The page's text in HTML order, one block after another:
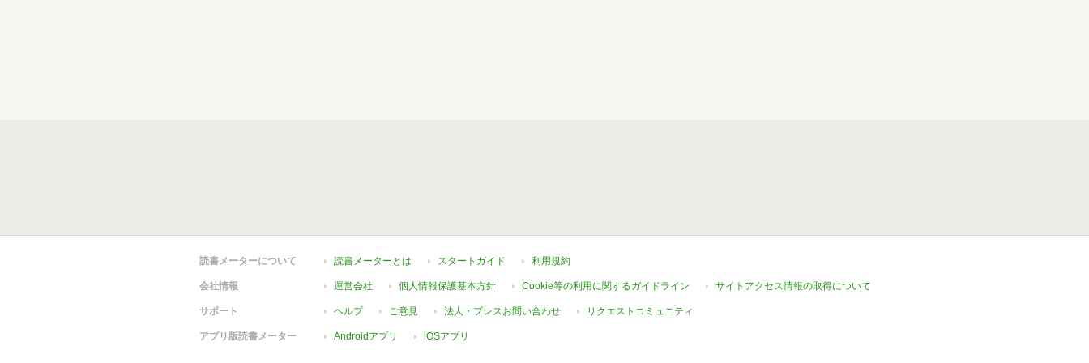
読書メーターについて 読書メーターとは スタートガイド 利用規約
会社情報 運営会社 個人情報保護基本方針 Cookie等の利用に関するガイドライン サイトアクセス情報の取得について
サポート ヘルプ ご意見 法人・プレスお問い合わせ リクエストコミュニティ
アプリ版読書メーター Androidアプリ iOSアプリ